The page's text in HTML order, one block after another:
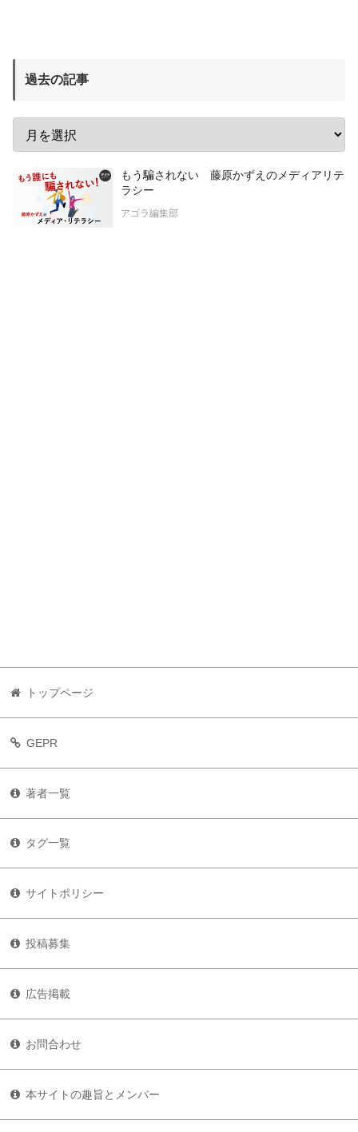
過去の記事
もう騙されない 藤原かずえのメディアリテ
ラシー
アゴラ編集部
トップページ
GEPR
著者一覧
タグ一覧
サイトポリシー
投稿募集
広告掲載
お問合わせ
本サイトの趣旨とメンバー